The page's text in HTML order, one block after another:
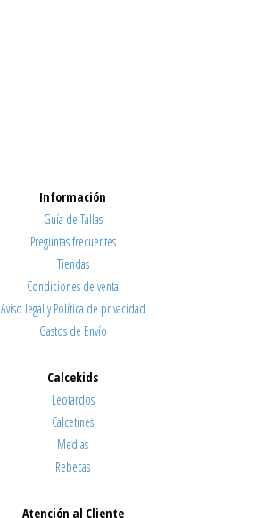
Información
Guía de Tallas
Preguntas frecuentes
Tiendas
Condiciones de venta
Aviso legal y Política de privacidad
Gastos de Envío
Calcekids
Leotardos
Calcetines
Medias
Rebecas
Atención al Cliente